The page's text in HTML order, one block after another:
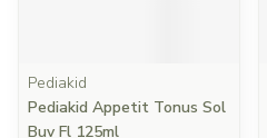
Pediakid
Pediakid Appetit Tonus Sol
Buv Fl 125ml